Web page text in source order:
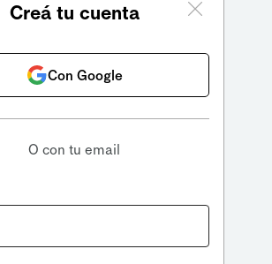
Creá tu cuenta
Con Google
O con tu email